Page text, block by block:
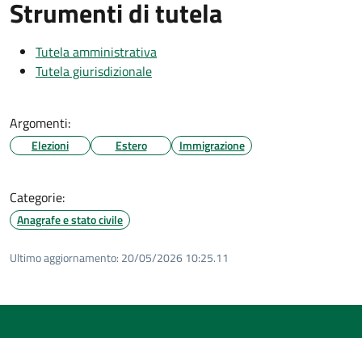
Strumenti di tutela
Tutela amministrativa
Tutela giurisdizionale
Argomenti:
Elezioni Estero Immigrazione
Categorie:
Anagrafe e stato civile
Ultimo aggiornamento: 20/05/2026 10:25.11